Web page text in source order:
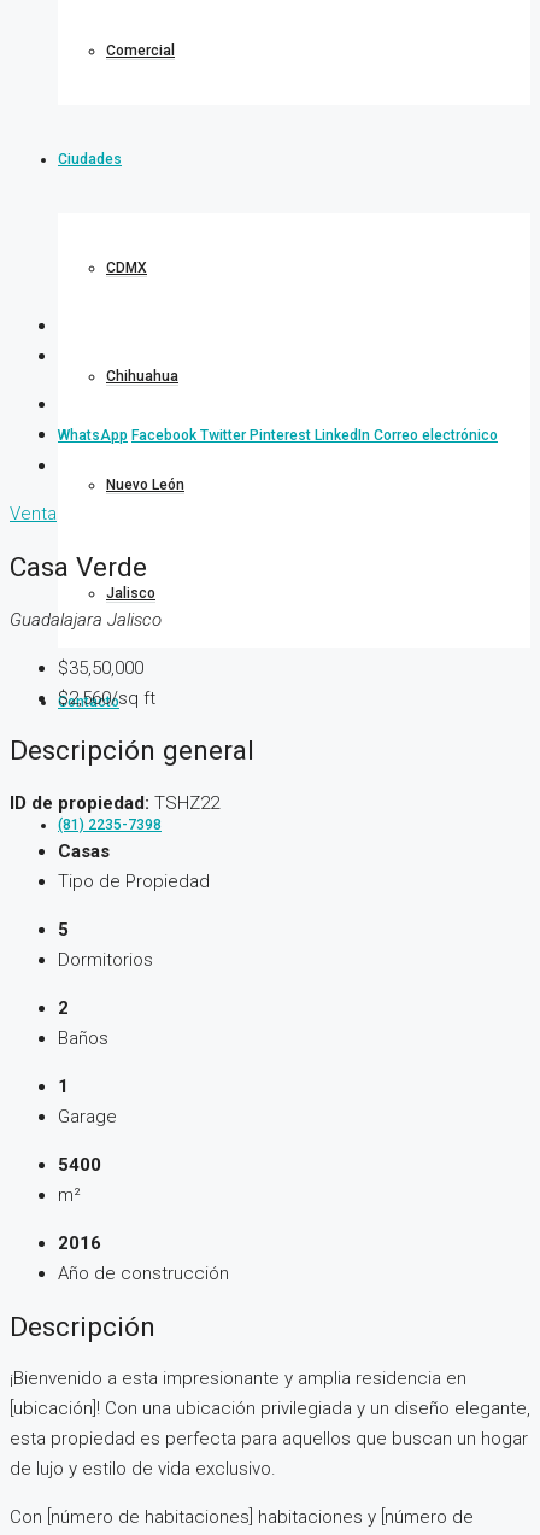
Comercial
Ciudades
CDMX
Chihuahua
Nuevo León
Jalisco
Contacto
(81) 2235-7398
WhatsApp Facebook Twitter Pinterest LinkedIn Correo electrónico
Venta
Casa Verde
Guadalajara Jalisco
$35,50,000
$2,560/sq ft
Descripción general
ID de propiedad: TSHZ22
Casas
Tipo de Propiedad
5
Dormitorios
2
Baños
1
Garage
5400
m²
2016
Año de construcción
Descripción
¡Bienvenido a esta impresionante y amplia residencia en
[ubicación]! Con una ubicación privilegiada y un diseño elegante,
esta propiedad es perfecta para aquellos que buscan un hogar
de lujo y estilo de vida exclusivo.
Con [número de habitaciones] habitaciones y [número de